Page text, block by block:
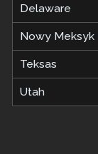
Delaware
Nowy Meksyk
Teksas
Utah